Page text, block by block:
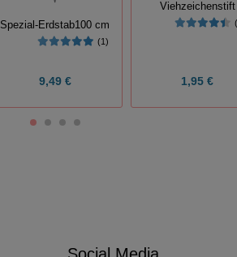
Spezial-Erdstab100 cm
(1)
9,49 €
Viehzeichenstift
1,95 €